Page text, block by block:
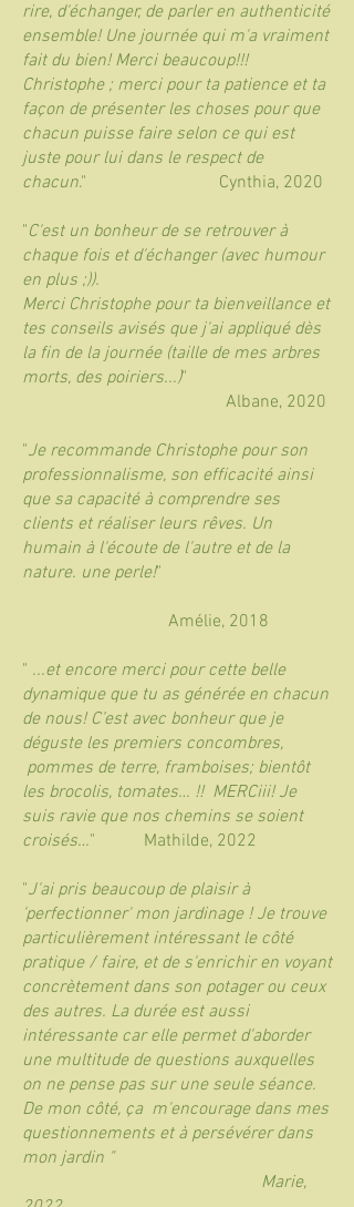
rire, d'échanger, de parler en authenticité
ensemble! Une journée qui m'a vraiment
fait du bien! Merci beaucoup!!!
Christophe ; merci pour ta patience et ta
façon de présenter les choses pour que
chacun puisse faire selon ce qui est
juste pour lui dans le respect de
chacun." Cynthia, 2020
"C'est un bonheur de se retrouver à
chaque fois et d'échanger (avec humour
en plus ;)).
Merci Christophe pour ta bienveillance et
tes conseils avisés que j'ai appliqué dès
la fin de la journée (taille de mes arbres
morts, des poiriers...)"
Albane, 2020
"Je recommande Christophe pour son
professionnalisme, son efficacité ainsi
que sa capacité à comprendre ses
clients et réaliser leurs rêves. Un
humain à l'écoute de l'autre et de la
nature. une perle!"
Amélie, 2018
" ...et encore merci pour cette belle
dynamique que tu as générée en chacun
de nous! C’est avec bonheur que je
déguste les premiers concombres,
pommes de terre, framboises; bientôt
les brocolis, tomates… !! MERCiii! Je
suis ravie que nos chemins se soient
croisés…" Mathilde, 2022
"J'ai pris beaucoup de plaisir à
'perfectionner' mon jardinage ! Je trouve
particulièrement intéressant le côté
pratique / faire, et de s'enrichir en voyant
concrètement dans son potager ou ceux
des autres. La durée est aussi
intéressante car elle permet d'aborder
une multitude de questions auxquelles
on ne pense pas sur une seule séance.
De mon côté, ça m'encourage dans mes
questionnements et à persévérer dans
mon jardin "
Marie,